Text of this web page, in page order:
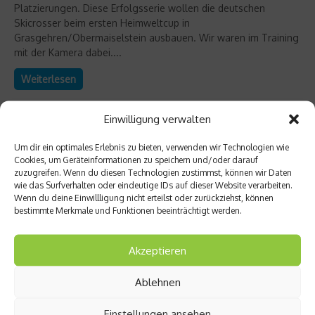
Einwilligung verwalten
Um dir ein optimales Erlebnis zu bieten, verwenden wir Technologien wie
Cookies, um Geräteinformationen zu speichern und/oder darauf
zuzugreifen. Wenn du diesen Technologien zustimmst, können wir Daten
wie das Surfverhalten oder eindeutige IDs auf dieser Website verarbeiten.
Wenn du deine Einwillligung nicht erteilst oder zurückziehst, können
bestimmte Merkmale und Funktionen beeinträchtigt werden.
Akzeptieren
Ablehnen
Platzierungen. Diese Erfolgsserie wollen die deutschen
Skicrosser beim ersten Heimweltcup in
Grasgehren/Obermaiselstein ausbauen. Wir waren im Training
mit der Kamera dabei....
Weiterlesen